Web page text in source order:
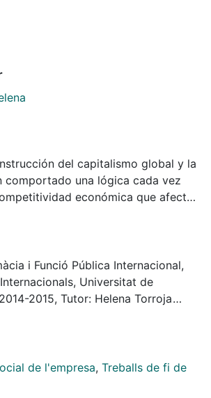
del capitalismo global y la
comportado una lógica cada vez
económica que afecta
del trabajo, la riqueza y
han jugado un rol esencial
económico de muchas zonas
consecuencia de esto, han
de impulso del desarrollo
comporta también el desarrollo
desarrollan su actividad. Con
han pasado de actuar simplemente
a convertirse en agentes
i Funció Pública Internacional,
Universitat de
2015, Tutor: Helena Torroja
de l'empresa, Treballs de fi de